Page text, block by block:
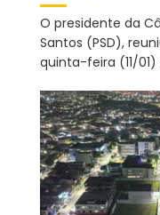
O presidente da
Santos (PSD),
quinta-feira (11/